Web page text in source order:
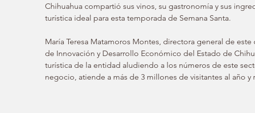
Chihuahua compartió sus vinos, su gastronomía y sus
turística ideal para esta temporada de Semana Santa.
María Teresa Matamoros Montes, directora general de
de Innovación y Desarrollo Económico del Estado de
turística de la entidad aludiendo a los números de este
negocio, atiende a más de 3 millones de visitantes al año